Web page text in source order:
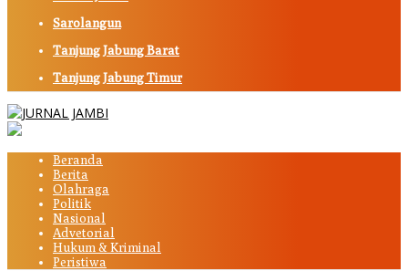
Sarolangun
Tanjung Jabung Barat
Tanjung Jabung Timur
Beranda
Berita
Olahraga
Politik
Nasional
Advetorial
Hukum & Kriminal
Peristiwa